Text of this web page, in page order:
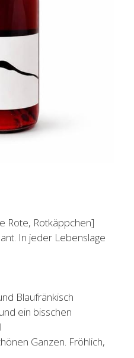
Rote, Rotkäppchen]
In jeder Lebenslage
Blaufränkisch
ein bisschen
Ganzen. Fröhlich,